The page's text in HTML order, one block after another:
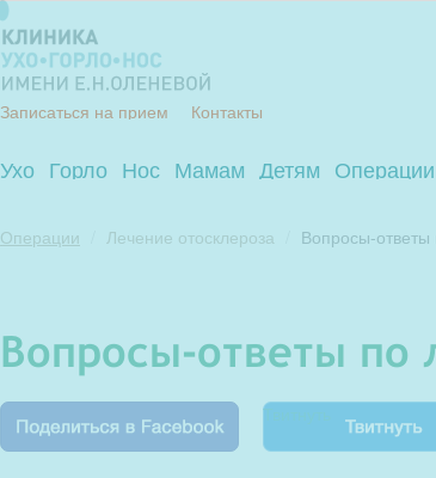
Записаться на прием Контакты
Ухо Горло Нос Мамам Детям Операции
Операции Лечение отосклероза Вопросы-
вопросы-ответы
Твитнуть